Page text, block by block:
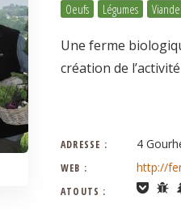
Oeufs Légumes
Une ferme
création de
ADRESSE : 4
WEB : http://
ATOUTS :